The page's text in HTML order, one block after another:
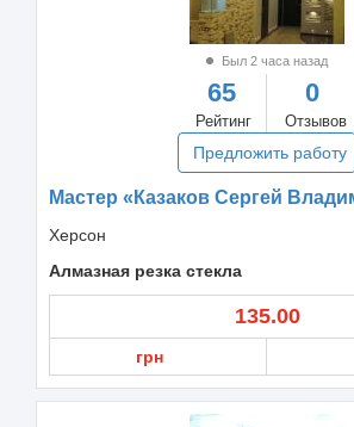
Был 2 часа назад
65
Рейтинг
0
Отзывов
Предложить работу
Мастер «Казаков Сергей
Херсон
Алмазная резка стекла
135.00
грн